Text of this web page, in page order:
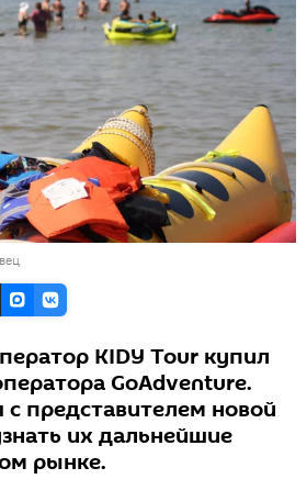
KIDY Tour купил
GoAdventure.
с представителем новой
их дальнейшие
рынке.